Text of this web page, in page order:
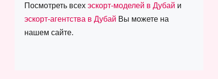
Посмотреть всех эскорт-моделей в Дубай и
эскорт-агентства в Дубай Вы можете на
нашем сайте.